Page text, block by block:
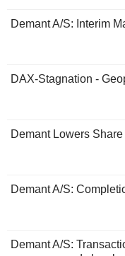
Demant A/S: Interim
DAX-Stagnation -
Demant Lowers Share
Demant A/S:
Demant A/S: